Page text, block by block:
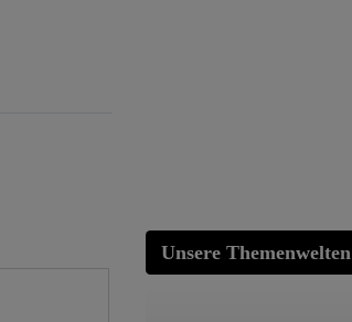
Unsere Themenwelten